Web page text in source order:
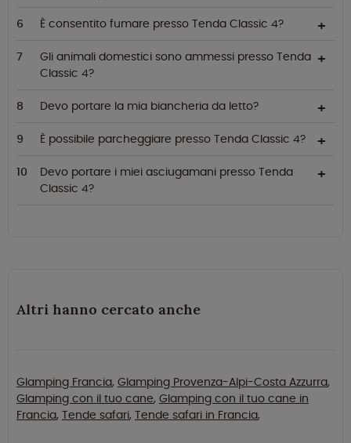
È consentito fumare presso Tenda Classic 4?
Gli animali domestici sono ammessi presso Tenda
Classic 4?
Devo portare la mia biancheria da letto?
È possibile parcheggiare presso Tenda Classic 4?
Devo portare i miei asciugamani presso Tenda
Classic 4?
Altri hanno cercato anche
Glamping Francia, Glamping Provenza-Alpi-Costa Azzurra,
Glamping con il tuo cane, Glamping con il tuo cane in
Francia, Tende safari, Tende safari in Francia,